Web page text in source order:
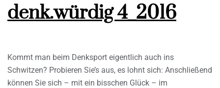
denk.würdig 4_2016
Kommt man beim Denksport eigentlich auch ins
Schwitzen? Probieren Sie’s aus, es lohnt sich: Anschließend
können Sie sich – mit ein bisschen Glück – im